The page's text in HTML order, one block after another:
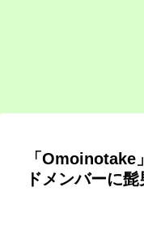
「Omoinotake
ドメンバーに髭